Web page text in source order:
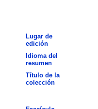
Lugar de
edición
Idioma del
resumen
Título de la
colección